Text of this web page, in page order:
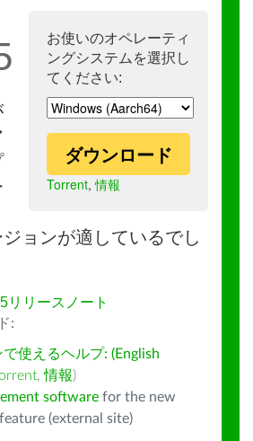
お使いのオペレーティ
ングシステムを選択し
てください:
ダウンロード
Torrent,情報
ョンが適しているでし
リリースノート
:
使えるヘルプ: (English
,情報)
software for the new
(external site)